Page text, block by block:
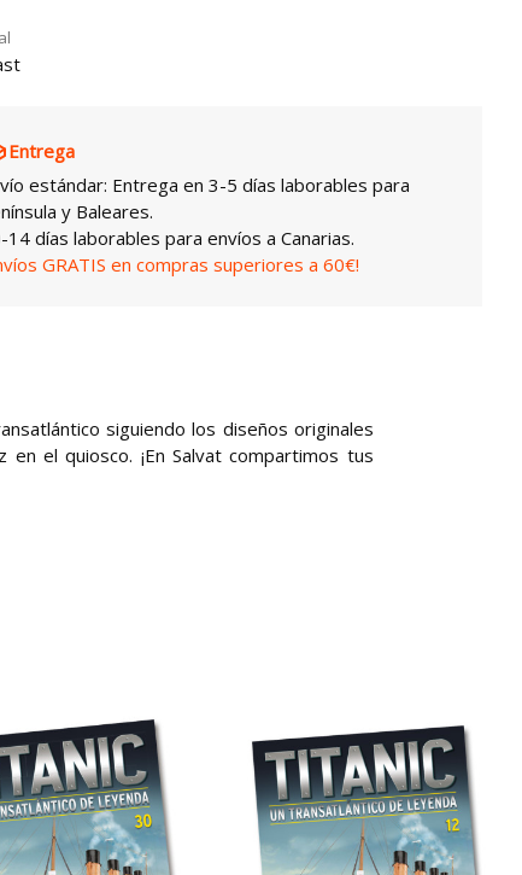
Entrega
estándar: Entrega en 3-5 días laborables para
y Baleares.
14 días laborables para envíos a Canarias.
GRATIS en compras superiores a 60€!
siguiendo los diseños originales
el quiosco. ¡En Salvat compartimos tus